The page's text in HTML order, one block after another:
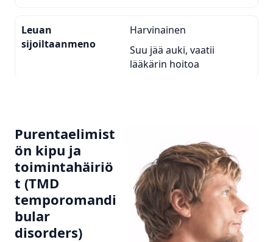
Leuan
sijoiltaanmeno
Harvinainen
Suu jää auki, vaatii
lääkärin hoitoa
Purentaelimist
ön kipu ja
toimintahäiriö
t (TMD
temporomandi
bular
disorders)